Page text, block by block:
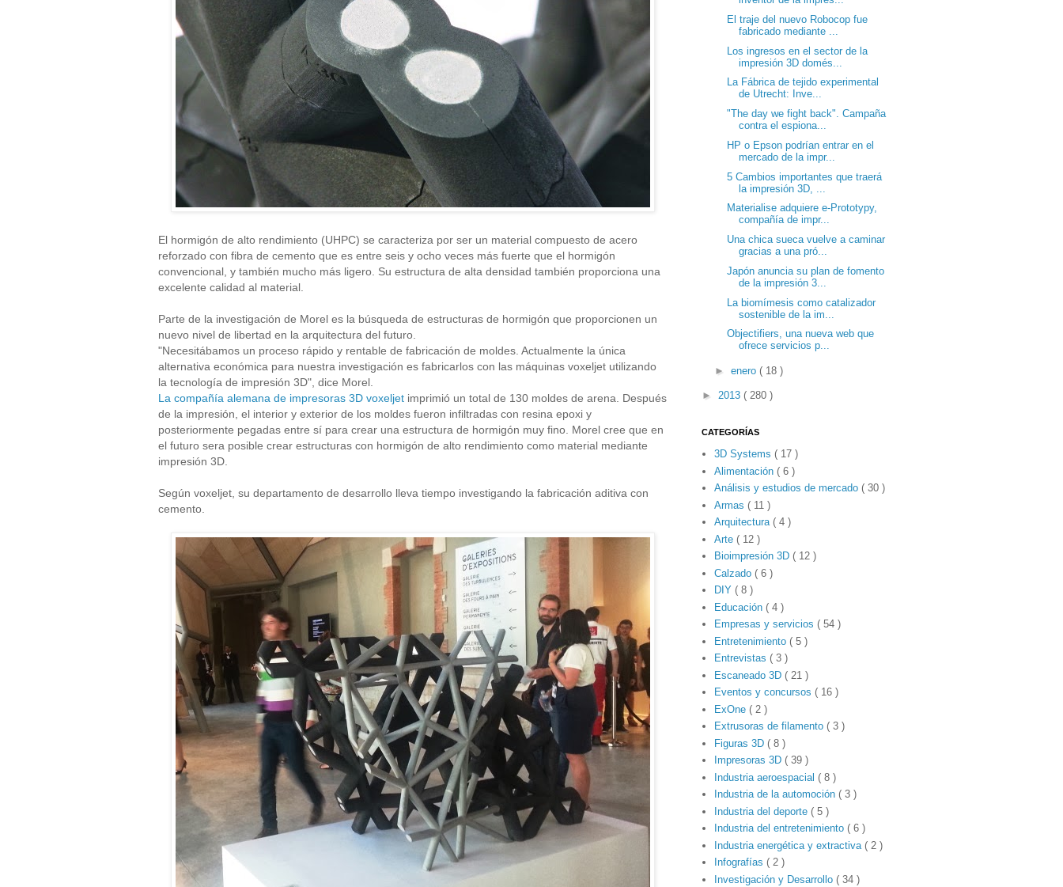
El hormigón de alto rendimiento (UHPC) se caracteriza por ser un material compuesto de acero
reforzado con fibra de cemento que es entre seis y ocho veces más fuerte que el hormigón
convencional, y también mucho más ligero. Su estructura de alta densidad también proporciona una
excelente calidad al material.
Parte de la investigación de Morel es la búsqueda de estructuras de hormigón que proporcionen un
nuevo nivel de libertad en la arquitectura del futuro.
"Necesitábamos un proceso rápido y rentable de fabricación de moldes. Actualmente la única
alternativa económica para nuestra investigación es fabricarlos con las máquinas voxeljet utilizando
la tecnología de impresión 3D", dice Morel.
La compañía alemana de impresoras 3D voxeljet imprimió un total de 130 moldes de arena. Después
de la impresión, el interior y exterior de los moldes fueron infiltradas con resina epoxi y
posteriormente pegadas entre sí para crear una estructura de hormigón muy fino. Morel cree que en
el futuro sera posible crear estructuras con hormigón de alto rendimiento como material mediante
impresión 3D.
Según voxeljet, su departamento de desarrollo lleva tiempo investigando la fabricación aditiva con
cemento.
El traje del nuevo Robocop fue
fabricado mediante ...
Los ingresos en el sector de la
impresión 3D domés...
La Fábrica de tejido experimental
de Utrecht: Inve...
"The day we fight back". Campaña
contra el espiona...
HP o Epson podrían entrar en el
mercado de la impr...
5 Cambios importantes que traerá
la impresión 3D, ...
Materialise adquiere e-Prototypy,
compañía de impr...
Una chica sueca vuelve a caminar
gracias a una pró...
Japón anuncia su plan de fomento
de la impresión 3...
La biomímesis como catalizador
sostenible de la im...
Objectifiers, una nueva web que
ofrece servicios p...
► enero ( 18 )
► 2013 ( 280 )
CATEGORÍAS
3D Systems( 17 )
Alimentación( 6 )
Análisis y estudios de mercado( 30 )
Armas( 11 )
Arquitectura( 4 )
Arte( 12 )
Bioimpresión 3D( 12 )
Calzado( 6 )
DIY( 8 )
Educación( 4 )
Empresas y servicios( 54 )
Entretenimiento( 5 )
Entrevistas( 3 )
Escaneado 3D( 21 )
Eventos y concursos( 16 )
ExOne( 2 )
Extrusoras de filamento( 3 )
Figuras 3D( 8 )
Impresoras 3D( 39 )
Industria aeroespacial( 8 )
Industria de la automoción( 3 )
Industria del deporte( 5 )
Industria del entretenimiento( 6 )
Industria energética y extractiva( 2 )
Infografías( 2 )
Investigación y Desarrollo( 34 )